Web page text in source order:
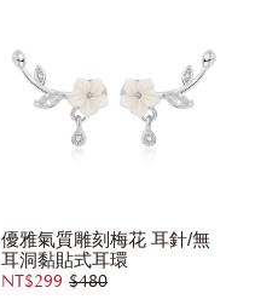
優雅氣質雕刻梅花 耳針/無
耳洞黏貼式耳環
NT$299 $480